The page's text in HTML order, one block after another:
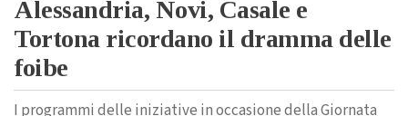
Alessandria, Novi, Casale e
Tortona ricordano il dramma delle
foibe
I programmi delle iniziative in occasione della Giornata